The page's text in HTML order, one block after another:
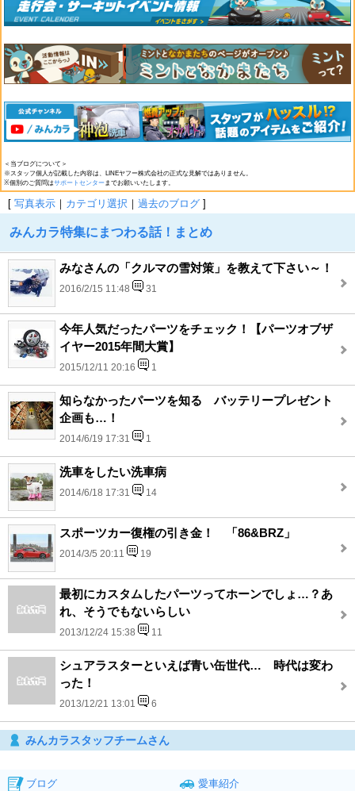
＜当ブログについて＞
※スタッフ個人が記載した内容は、LINEヤフー株式会社の正式な見解ではありません。
※個別のご質問はサポートセンターまでお願いいたします。
[ 写真表示 ｜ カテゴリ選択 ｜ 過去のブログ ]
みんカラ特集にまつわる話！まとめ
みなさんの「クルマの雪対策」を教えて下さい～！
2016/2/15 11:48 31
今年人気だったパーツをチェック！【パーツオブザ
イヤー2015年間大賞】
2015/12/11 20:16 1
知らなかったパーツを知る バッテリープレゼント
企画も…！
2014/6/19 17:31 1
洗車をしたい洗車病
2014/6/18 17:31 14
スポーツカー復権の引き金！ 「86&BRZ」
2014/3/5 20:11 19
最初にカスタムしたパーツってホーンでしょ…？あ
れ、そうでもないらしい
2013/12/24 15:38 11
シュアラスターといえば青い缶世代… 時代は変わ
った！
2013/12/21 13:01 6
みんカラスタッフチームさん
ブログ
愛車紹介